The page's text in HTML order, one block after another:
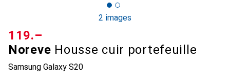
2 images
Noreve Housse cuir portefeuille
Samsung Galaxy S20
CHF
119.–